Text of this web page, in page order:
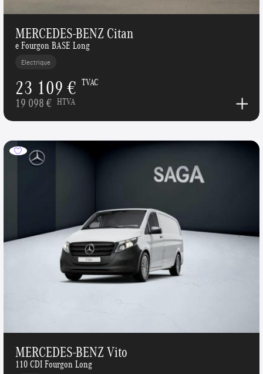
MERCEDES-BENZ Citan
e Fourgon BASE Long
Electrique
23 109 € TVAC
19 098 € HTVA
MERCEDES-BENZ Vito
110 CDI Fourgon Long